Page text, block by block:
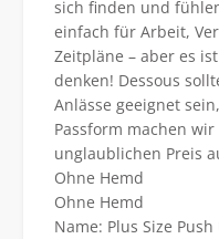
sich finden und
einfach für Arbeit,
Zeitpläne – aber es
denken! Dessous
Anlässe geeignet
Passform machen
unglaublichen Preis
Ohne Hemd
Ohne Hemd
Name: Plus Size